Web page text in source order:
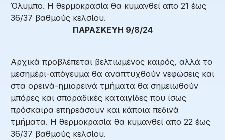
Όλυμπο. Η θερμοκρασία θα κυμανθεί απο 21 έως
36/37 βαθμούς κελσίου.
ΠΑΡΑΣΚΕΥΗ 9/8/24
Αρχικά προβλέπεται βελτιωμένος καιρός, αλλά το
μεσημέρι-απόγευμα θα αναπτυχθούν νεφώσεις και
στα ορεινά-ημιορεινά τμήματα θα σημειωθούν
μπόρες και σποραδικές καταιγίδες που ίσως
πρόσκαιρα επηρεάσουν και κάποια πεδινά
τμήματα. Η θερμοκρασία θα κυμανθεί απο 22 έως
36/37 βαθμούς κελσίου.